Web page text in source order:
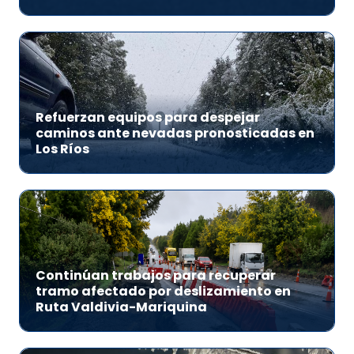
Refuerzan equipos para despejar
caminos ante nevadas pronosticadas en
Los Ríos
Continúan trabajos para recuperar
tramo afectado por deslizamiento en
Ruta Valdivia-Mariquina